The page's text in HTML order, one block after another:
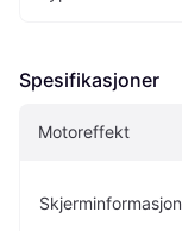
Spesifikasjoner
Motoreffekt
Skjerminformasjon